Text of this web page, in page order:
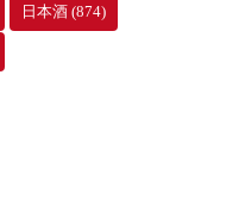
日本酒 (874)